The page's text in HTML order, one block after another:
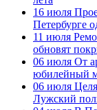
16 июля
Петербурге
11 июля
обновят
06 июля От
юбилейный
06 июля
Лужский